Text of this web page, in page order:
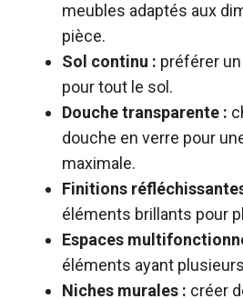
meubles adaptés aux
pièce.
Sol continu : préférer
pour tout le sol.
Douche transparente :
douche en verre pour
maximale.
Finitions
éléments brillants pour
Espaces
éléments ayant
Niches murales : créer